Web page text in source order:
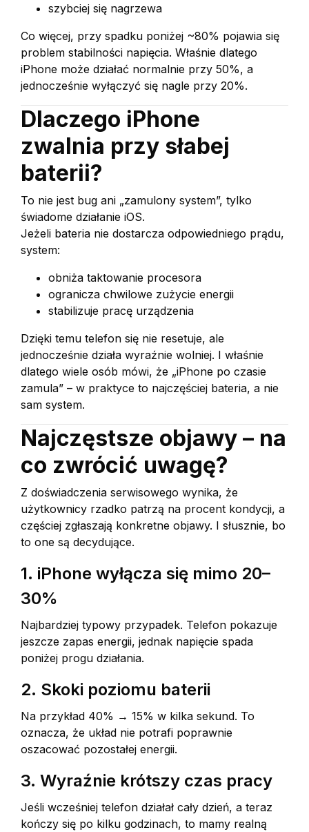
szybciej się nagrzewa
Co więcej, przy spadku poniżej ~80% pojawia się
problem stabilności napięcia. Właśnie dlatego
iPhone może działać normalnie przy 50%, a
jednocześnie wyłączyć się nagle przy 20%.
Dlaczego iPhone
zwalnia przy słabej
baterii?
To nie jest bug ani „zamulony system”, tylko
świadome działanie iOS.
Jeżeli bateria nie dostarcza odpowiedniego prądu,
system:
obniża taktowanie procesora
ogranicza chwilowe zużycie energii
stabilizuje pracę urządzenia
Dzięki temu telefon się nie resetuje, ale
jednocześnie działa wyraźnie wolniej. I właśnie
dlatego wiele osób mówi, że „iPhone po czasie
zamula” – w praktyce to najczęściej bateria, a nie
sam system.
Najczęstsze objawy – na
co zwrócić uwagę?
Z doświadczenia serwisowego wynika, że
użytkownicy rzadko patrzą na procent kondycji, a
częściej zgłaszają konkretne objawy. I słusznie, bo
to one są decydujące.
1. iPhone wyłącza się mimo 20–
30%
Najbardziej typowy przypadek. Telefon pokazuje
jeszcze zapas energii, jednak napięcie spada
poniżej progu działania.
2. Skoki poziomu baterii
Na przykład 40% → 15% w kilka sekund. To
oznacza, że układ nie potrafi poprawnie
oszacować pozostałej energii.
3. Wyraźnie krótszy czas pracy
Jeśli wcześniej telefon działał cały dzień, a teraz
kończy się po kilku godzinach, to mamy realną